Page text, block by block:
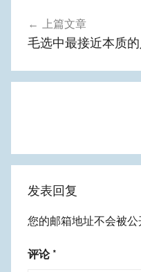
航
上篇文章
毛选中最接近本质
发表回复
您的邮箱地址不会被公
评论 *